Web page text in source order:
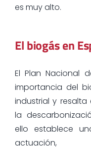
es muy alto.
El biogás en
El Plan Nacional
importancia del
industrial y
la
ello establece
actuación,